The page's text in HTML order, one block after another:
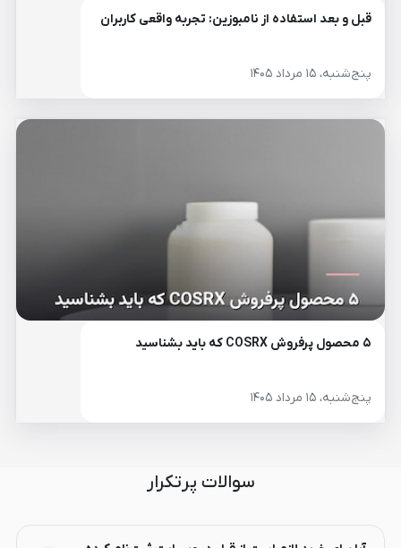
قبل و بعد استفاده از نامبوزین: تجربه واقعی کاربران
پنج‌شنبه، ۱۵ مرداد ۱۴۰۵
۵ محصول پرفروش COSRX که باید بشناسید
پنج‌شنبه، ۱۵ مرداد ۱۴۰۵
سوالات پرتکرار